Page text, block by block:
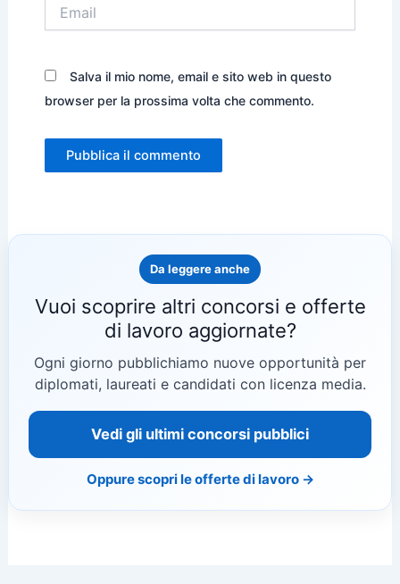
Salva il mio nome, email e sito web in questo
browser per la prossima volta che commento.
Da leggere anche
Vuoi scoprire altri concorsi e offerte
di lavoro aggiornate?
Ogni giorno pubblichiamo nuove opportunità per
diplomati, laureati e candidati con licenza media.
Vedi gli ultimi concorsi pubblici
Oppure scopri le offerte di lavoro →